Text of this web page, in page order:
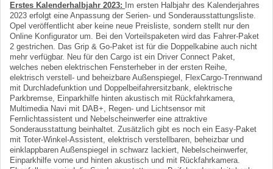
Erstes Kalenderhalbjahr 2023:
Im ersten Halbjahr des Kalenderjahres
2023 erfolgt eine Anpassung der Serien- und Sonderausstattungsliste.
Opel veröffentlicht aber keine neue Preisliste, sondern stellt nur den
Online Konfigurator um. Bei den Vorteilspaketen wird das Fahrer-Paket
2 gestrichen. Das Grip & Go-Paket ist für die Doppelkabine auch nicht
mehr verfügbar. Neu für den Cargo ist ein Driver Connect Paket,
welches neben elektrischen Fensterheber in der ersten Reihe,
elektrisch verstell- und beheizbare Außenspiegel, FlexCargo-Trennwand
mit Durchladefunktion und Doppelbeifahrersitzbank, elektrische
Parkbremse, Einparkhilfe hinten akustisch mit Rückfahrkamera,
Multimedia Navi mit DAB+, Regen- und Lichtsensor mit
Fernlichtassistent und Nebelscheinwerfer eine attraktive
Sonderausstattung beinhaltet. Zusätzlich gibt es noch ein Easy-Paket
mit Toter-Winkel-Assistent, elektrisch verstellbaren, beheizbar und
einklappbaren Außenspiegel in schwarz lackiert, Nebelscheinwerfer,
Einparkhilfe vorne und hinten akustisch und mit Rückfahrkamera.